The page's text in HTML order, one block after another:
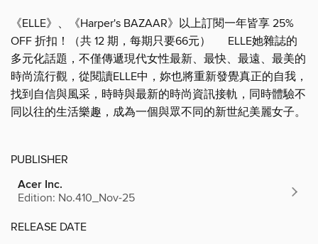
《ELLE》、《Harper's BAZAAR》以上訂閱一年皆享 25%
OFF 折扣！（共 12 期，每期只要66元） ELLE她雜誌的
多元化話題，不僅傳遞現代女性最新、最快、最遠、最美的
時尚流行觀，從閱讀ELLE中，妳也將重新發覺真正的自我，
找到自信與風采，時時與最新的時尚資訊接軌，同時體驗不
同以往的生活樂趣，成為一個與眾不同的新世紀美麗女子。
PUBLISHER
Acer Inc.
Edition: No.410_Nov-25
RELEASE DATE